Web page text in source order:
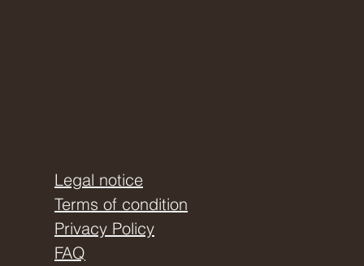
Legal notice
Terms of condition
Privacy Policy
FAQ